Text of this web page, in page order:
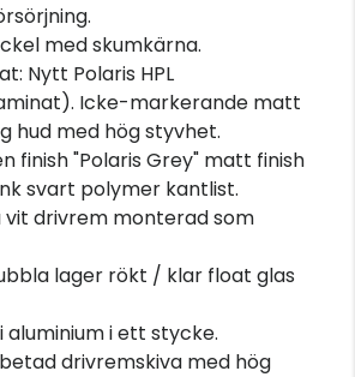
med skumkärna.
Nytt Polaris HPL
Icke-markerande matt
hud med hög styvhet.
finish "Polaris Grey" matt finish
svart polymer kantlist.
vit drivrem monterad som
lager rökt / klar float glas
aluminium i ett stycke.
drivremskiva med hög